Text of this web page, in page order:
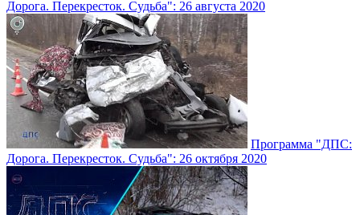
Дорога. Перекресток. Судьба": 26 августа 2020
Программа "ДПС:
Дорога. Перекресток. Судьба": 26 октября 2020